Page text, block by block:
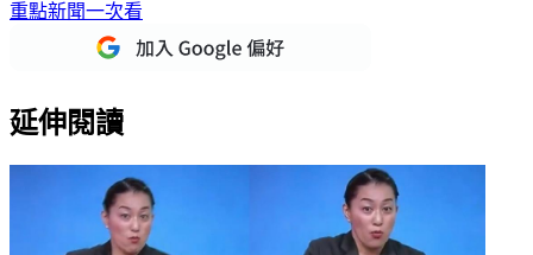
重點新聞一次看
延伸閱讀